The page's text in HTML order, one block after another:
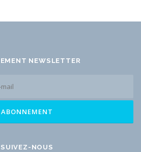
NEWSLETTER
SUIVEZ-NOUS